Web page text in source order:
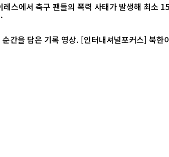
에서 축구 팬들의 폭력 사태가 발생해 최소
겼다. 신...